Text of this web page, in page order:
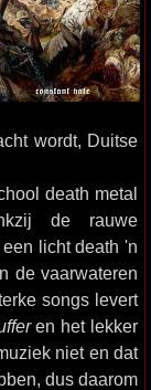
wordt, Duitse
death metal
de rauwe
licht death 'n
de vaarwateren
songs levert
en het lekker
niet en dat
dus daarom